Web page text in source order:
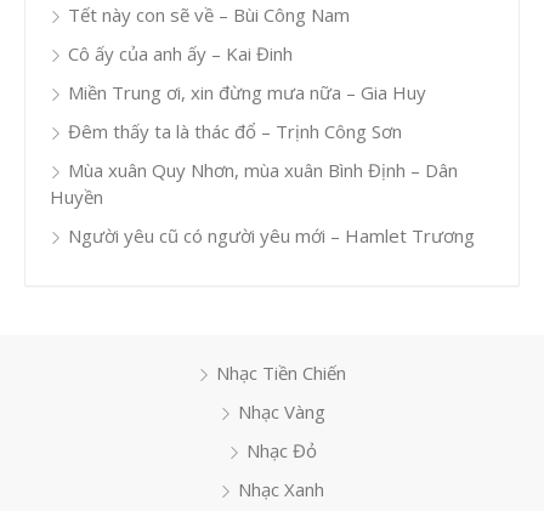
Tết này con sẽ về – Bùi Công Nam
Cô ấy của anh ấy – Kai Đinh
Miền Trung ơi, xin đừng mưa nữa – Gia Huy
Đêm thấy ta là thác đổ – Trịnh Công Sơn
Mùa xuân Quy Nhơn, mùa xuân Bình Định – Dân
Huyền
Người yêu cũ có người yêu mới – Hamlet Trương
Nhạc Tiền Chiến
Nhạc Vàng
Nhạc Đỏ
Nhạc Xanh